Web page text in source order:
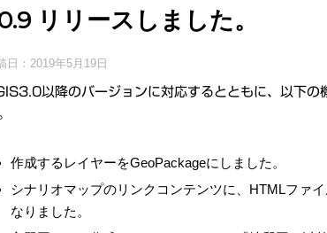
リリースしました。
日： 2019年5月19日
以降のバージョンに対応するとともに、以下
作成するレイヤーをGeoPackageにしました。
シナリオマップのリンクコンテンツに、HTMLファ
なりました。